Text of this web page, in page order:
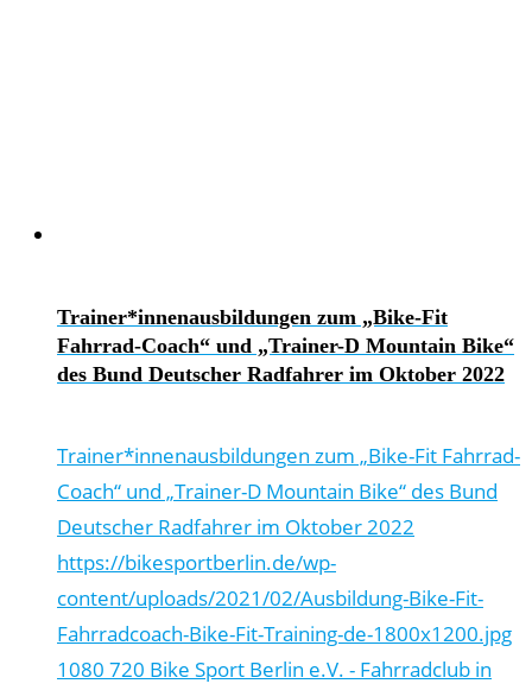
Trainer*innenausbildungen zum „Bike-Fit
Fahrrad-Coach“ und „Trainer-D Mountain Bike“
des Bund Deutscher Radfahrer im Oktober 2022
Trainer*innenausbildungen zum „Bike-Fit Fahrrad-
Coach“ und „Trainer-D Mountain Bike“ des Bund
Deutscher Radfahrer im Oktober 2022
https://bikesportberlin.de/wp-
content/uploads/2021/02/Ausbildung-Bike-Fit-
Fahrradcoach-Bike-Fit-Training-de-1800x1200.jpg
1080 720 Bike Sport Berlin e.V. - Fahrradclub in